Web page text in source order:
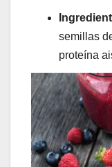
semillas
proteína